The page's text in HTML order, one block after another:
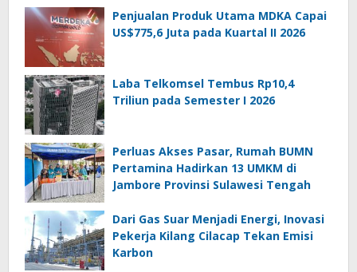
Penjualan Produk Utama MDKA Capai
US$775,6 Juta pada Kuartal II 2026
Laba Telkomsel Tembus Rp10,4
Triliun pada Semester I 2026
Perluas Akses Pasar, Rumah BUMN
Pertamina Hadirkan 13 UMKM di
Jambore Provinsi Sulawesi Tengah
Dari Gas Suar Menjadi Energi, Inovasi
Pekerja Kilang Cilacap Tekan Emisi
Karbon